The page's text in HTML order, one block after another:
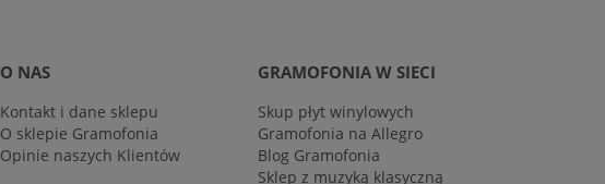
O NAS
Kontakt i dane sklepu
O sklepie Gramofonia
Opinie naszych Klientów
GRAMOFONIA W SIECI
Skup płyt winylowych
Gramofonia na Allegro
Blog Gramofonia
Sklep z muzyką klasyczną